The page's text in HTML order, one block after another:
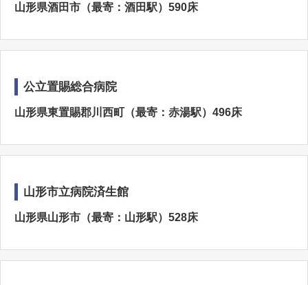
山形県酒田市（最寄：酒田駅）590床
公立置賜総合病院
山形県東置賜郡川西町（最寄：赤湯駅）496床
山形市立病院済生館
山形県山形市（最寄：山形駅）528床